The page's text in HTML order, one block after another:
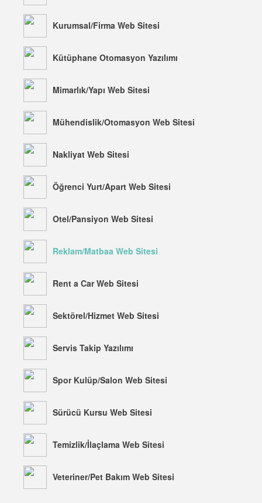
Kurumsal/Firma Web Sitesi
Kütüphane Otomasyon Yazılımı
Mimarlık/Yapı Web Sitesi
Mühendislik/Otomasyon Web Sitesi
Nakliyat Web Sitesi
Öğrenci Yurt/Apart Web Sitesi
Otel/Pansiyon Web Sitesi
Reklam/Matbaa Web Sitesi
Rent a Car Web Sitesi
Sektörel/Hizmet Web Sitesi
Servis Takip Yazılımı
Spor Kulüp/Salon Web Sitesi
Sürücü Kursu Web Sitesi
Temizlik/İlaçlama Web Sitesi
Veteriner/Pet Bakım Web Sitesi